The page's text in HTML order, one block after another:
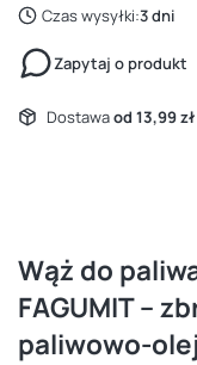
Czas wysyłki:3 dni
Zapytaj o produkt
Dostawaod 13,99 zł
Wąż do
FAGUMIT –
paliwowo-